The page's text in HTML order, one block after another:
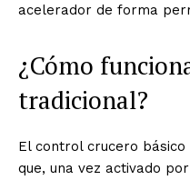
acelerador de forma
¿Cómo
tradicional?
El control crucero
que, una vez activado